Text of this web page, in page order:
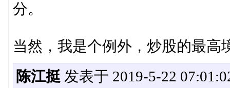
分。
当然，我是个例外，炒股的最高
陈江挺 发表于 2019-5-22